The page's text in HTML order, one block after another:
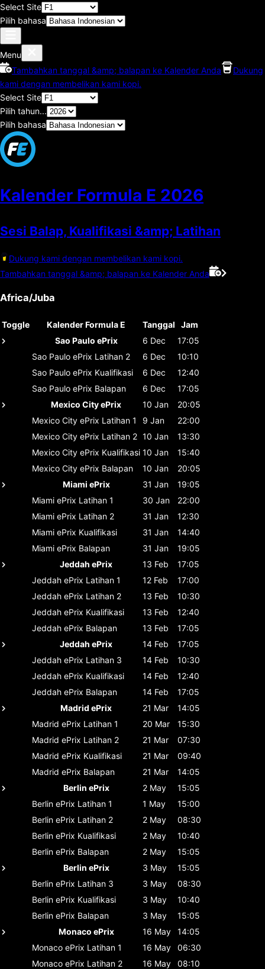
Select Site
Pilih bahasa
Menu
Tambahkan tanggal &amp; balapan ke Kalender Anda
Dukung
kami dengan membelikan kami kopi.
Select Site
Pilih tahun...
Pilih bahasa
Kalender Formula E 2026
Sesi Balap, Kualifikasi &amp; Latihan
Dukung kami dengan membelikan kami kopi.
Tambahkan tanggal &amp; balapan ke Kalender Anda
Africa/Juba
Toggle Kalender Formula E Tanggal
Jam
Sao Paulo ePrix
6 Dec
17:05
Sao Paulo ePrix Latihan 2 6 Dec
10:10
Sao Paulo ePrix Kualifikasi 6 Dec
12:40
Sao Paulo ePrix Balapan 6 Dec
17:05
Mexico City ePrix
10 Jan
20:05
Mexico City ePrix Latihan 1 9 Jan
22:00
Mexico City ePrix Latihan 2 10 Jan
13:30
Mexico City ePrix Kualifikasi 10 Jan
15:40
Mexico City ePrix Balapan 10 Jan
20:05
Miami ePrix
31 Jan
19:05
Miami ePrix Latihan 1 30 Jan
22:00
Miami ePrix Latihan 2 31 Jan
12:30
Miami ePrix Kualifikasi 31 Jan
14:40
Miami ePrix Balapan 31 Jan
19:05
Jeddah ePrix
13 Feb
17:05
Jeddah ePrix Latihan 1 12 Feb
17:00
Jeddah ePrix Latihan 2 13 Feb
10:30
Jeddah ePrix Kualifikasi 13 Feb
12:40
Jeddah ePrix Balapan 13 Feb
17:05
Jeddah ePrix
14 Feb
17:05
Jeddah ePrix Latihan 3 14 Feb
10:30
Jeddah ePrix Kualifikasi 14 Feb
12:40
Jeddah ePrix Balapan 14 Feb
17:05
Madrid ePrix
21 Mar
14:05
Madrid ePrix Latihan 1 20 Mar
15:30
Madrid ePrix Latihan 2 21 Mar
07:30
Madrid ePrix Kualifikasi 21 Mar
09:40
Madrid ePrix Balapan 21 Mar
14:05
Berlin ePrix
2 May
15:05
Berlin ePrix Latihan 1 1 May
15:00
Berlin ePrix Latihan 2 2 May
08:30
Berlin ePrix Kualifikasi 2 May
10:40
Berlin ePrix Balapan 2 May
15:05
Berlin ePrix
3 May
15:05
Berlin ePrix Latihan 3 3 May
08:30
Berlin ePrix Kualifikasi 3 May
10:40
Berlin ePrix Balapan 3 May
15:05
Monaco ePrix
16 May
14:05
Monaco ePrix Latihan 1 16 May
06:30
Monaco ePrix Latihan 2 16 May
08:10